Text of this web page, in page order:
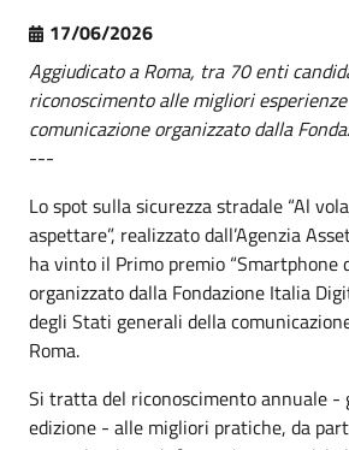
17/06/2026
Aggiudicato a Roma, tra 70 enti
riconoscimento alle migliori
comunicazione organizzato dalla
---
Lo spot sulla sicurezza stradale “Al
aspettare”, realizzato dall’Agenzia
ha vinto il Primo premio “Smartphone
organizzato dalla Fondazione Italia
degli Stati generali della
Roma.
Si tratta del riconoscimento annuale
edizione - alle migliori pratiche, da